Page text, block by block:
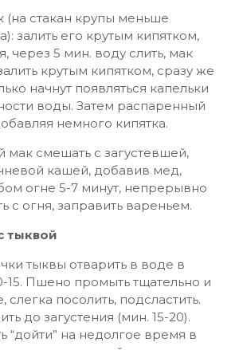
(на стакан крупы меньше
залить его крутым кипятком,
через 5 мин. воду слить, мак
крутым кипятком, сразу же
начнут появляться капельки
воды. Затем распаренный
немного кипятка.
мак смешать с загустевшей,
кашей, добавив мед,
огне 5-7 минут, непрерывно
с огня, заправить вареньем.
тыквой
тыквы отварить в воде в
15. Пшено промыть тщательно и
слегка посолить, подсластить.
до загустения (мин. 15-20).
“дойти” на недолгое время в